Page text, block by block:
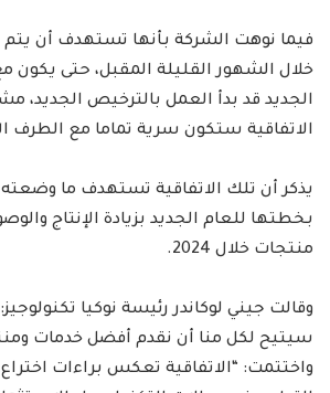
فيما نوهت الشركة بأنها تستهدف أن يتم
خلال الشهور القليلة المقبل، حتى يكون
الجديد قد بدأ العمل بالترخيص الجديد،
الاتفاقية ستكون سرية تماما مع الطرف
يذكر أن تلك الاتفاقية تستهدف ما
بخطتها للعام الجديد بزيادة الإنتاج
منتجات خلال 2024.
وقالت جيني لوكاندر رئيسة نوكيا تكنولوجيز:
سيتيح لكل منا أن نقدم أفضل خدمات
واختتمت: “الاتفاقية تعكس براءات